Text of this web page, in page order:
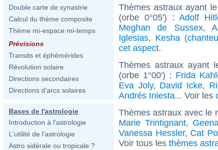
Double carte de synastrie
Calcul du thème composite
Thème mi-espace mi-temps
Prévisions
Transits et éphémérides
Révolution solaire
Directions secondaires
Directions d'arcs solaires
Bases de l'astrologie
Introduction à l'astrologie
L'utilité de l'astrologie
Astro sidérale ou tropicale ?
Thèmes astraux ayant
(orbe 0°05') :Adolf
Meghan de Sussex,
Iglesias, Kesha
cet aspect.
Thèmes astraux ayant
(orbe 1°00') : Frida
Eva Joly, David Icke,
Andrés Iniesta... Voir les
Thèmes astraux avec le
Marie Trintignant,
Vanessa Hessler, Cat
Voir tous les thèmes